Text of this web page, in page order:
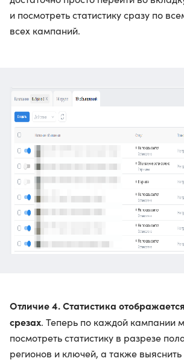
и посмотреть статистику сразу по
всех кампаний.
Отличие 4. Статистика
срезах. Теперь по каждой кампании
посмотреть статистику в разрезе
регионов и ключей, а также